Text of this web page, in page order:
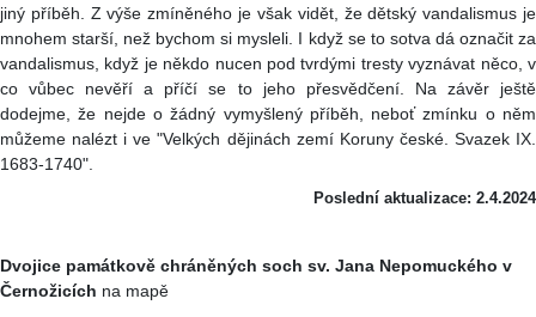
jiný příběh. Z výše zmíněného je však vidět, že dětský vandalismus je
mnohem starší, než bychom si mysleli. I když se to sotva dá označit za
vandalismus, když je někdo nucen pod tvrdými tresty vyznávat něco, v
co vůbec nevěří a příčí se to jeho přesvědčení. Na závěr ještě
dodejme, že nejde o žádný vymyšlený příběh, neboť zmínku o něm
můžeme nalézt i ve "Velkých dějinách zemí Koruny české. Svazek IX.
1683-1740".
Poslední aktualizace: 2.4.2024
Dvojice památkově chráněných soch sv. Jana Nepomuckého v
Černožicích na mapě